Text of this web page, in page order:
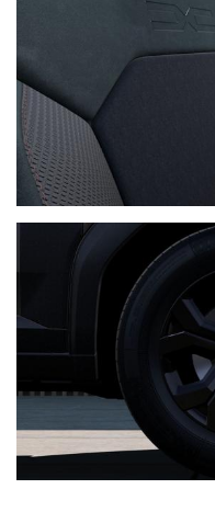
Sistema di
con avviso di eccesso di
Cruise control con
Luci anteriori a LED
Fari anabbaglianti a
Controllo automatico
Tergicristalli automatici
Fari fendinebbia
Lunotto posteriore
Vetri posteriori oscurati:
Specchietti retrovisori
elettricamente, riscaldati e
Chiusura centralizzata
Chiusura automatica
Dacia Card automatica
chiusura e avviamento